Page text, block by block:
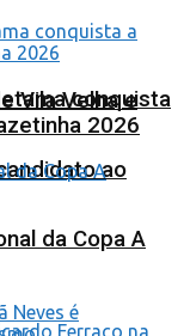
Vila Velha e
ao
conquista
2026
da Copa A